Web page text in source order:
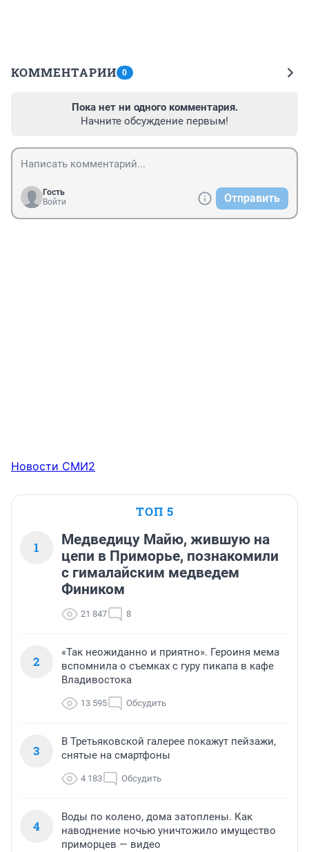
КОММЕНТАРИИ 0
Пока нет ни одного комментария.
Начните обсуждение первым!
Гость
Войти
Отправить
Новости СМИ2
ТОП 5
1
Медведицу Майю, жившую на
цепи в Приморье, познакомили
с гималайским медведем
Фиником
21 847 8
2
«Так неожиданно и приятно». Героиня мема
вспомнила о съемках с гуру пикапа в кафе
Владивостока
13 595 Обсудить
3
В Третьяковской галерее покажут пейзажи,
снятые на смартфоны
4 183 Обсудить
4
Воды по колено, дома затоплены. Как
наводнение ночью уничтожило имущество
приморцев — видео